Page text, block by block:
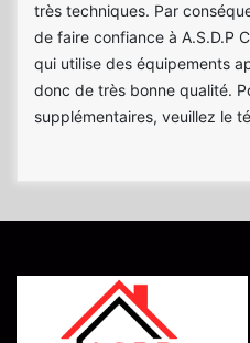
très techniques. Par
de faire confiance à A.S.D.P
qui utilise des équipements
donc de très bonne qualité.
supplémentaires, veuillez le